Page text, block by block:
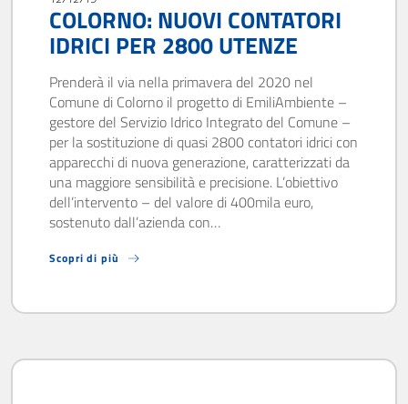
COLORNO: NUOVI CONTATORI
IDRICI PER 2800 UTENZE
Prenderà il via nella primavera del 2020 nel
Comune di Colorno il progetto di EmiliAmbiente –
gestore del Servizio Idrico Integrato del Comune –
per la sostituzione di quasi 2800 contatori idrici con
apparecchi di nuova generazione, caratterizzati da
una maggiore sensibilità e precisione. L’obiettivo
dell’intervento – del valore di 400mila euro,
sostenuto dall’azienda con…
Scopri di più